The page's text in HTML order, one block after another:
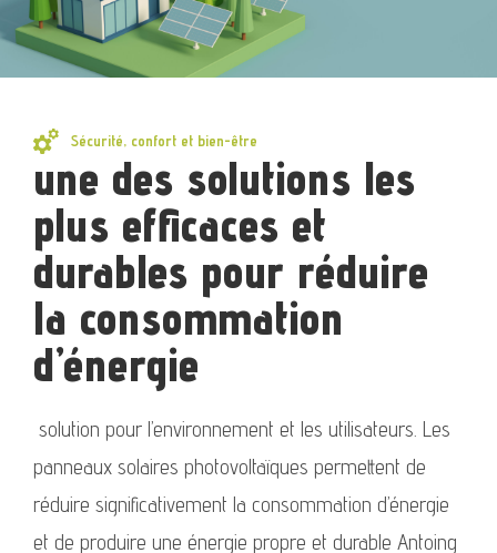
Sécurité, confort et bien-être
une des solutions les
plus efficaces et
durables pour réduire
la consommation
d’énergie
solution pour l’environnement et les utilisateurs. Les
panneaux solaires photovoltaïques permettent de
réduire significativement la consommation d’énergie
et de produire une énergie propre et durable Antoing